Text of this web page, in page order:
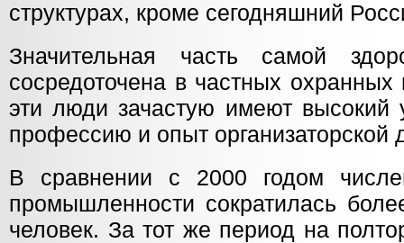
структурах, кроме сегодняшний
Значительная часть самой
сосредоточена в частных
эти люди зачастую имеют высокий
профессию и опыт организаторской
В сравнении с 2000 годом
промышленности сократилась
человек. За тот же период на